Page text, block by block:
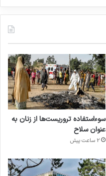
سوءاستفاده تروریست‌ها از زنان به
عنوان سلاح
2 ساعت پیش